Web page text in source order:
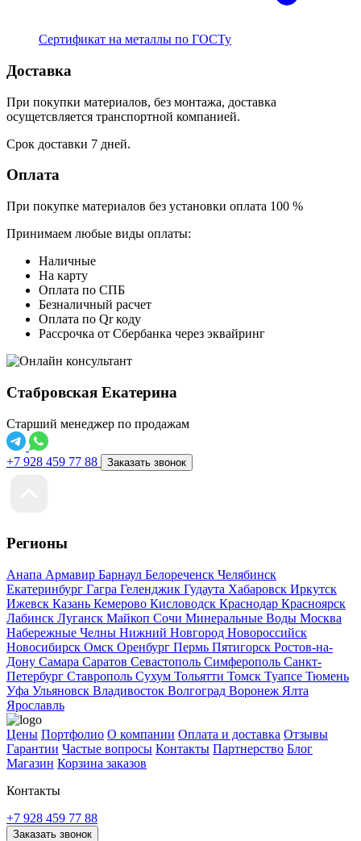
Сертификат на металлы по ГОСТу
Доставка
При покупки материалов, без монтажа, доставка
осущетсвляется транспортной компанией.
Срок доставки 7 дней.
Оплата
При покупке материалов без установки оплата 100 %
Принимаем любые виды оплаты:
Наличные
На карту
Оплата по СПБ
Безналичный расчет
Оплата по Qr коду
Рассрочка от Сбербанка через эквайринг
Стабровская Екатерина
Старший менеджер по продажам
+7 928 459 77 88 Заказать звонок
Регионы
Анапа Армавир Барнаул Белореченск Челябинск
Екатеринбург Гагра Геленджик Гудаута Хабаровск Иркутск
Ижевск Казань Кемерово Кисловодск Краснодар Красноярск
Лабинск Луганск Майкоп Сочи Минеральные Воды Москва
Набережные Челны Нижний Новгород Новороссийск
Новосибирск Омск Оренбург Пермь Пятигорск Ростов-на-
Дону Самара Саратов Севастополь Симферополь Санкт-
Петербург Ставрополь Сухум Тольятти Томск Туапсе Тюмень
Уфа Ульяновск Владивосток Волгоград Воронеж Ялта
Ярославль
Цены Портфолио О компании Оплата и доставка Отзывы
Гарантии Частые вопросы Контакты Партнерство Блог
Магазин Корзина заказов
Контакты
+7 928 459 77 88
Заказать звонок